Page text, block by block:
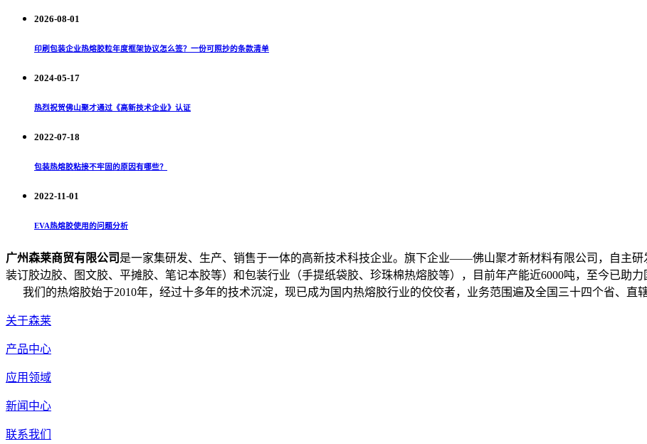
2026-08-01
印刷包装企业热熔胶粒年度框架协议怎么签？一份可照抄的条款清单
2024-05-17
热烈祝贺佛山聚才通过《高新技术企业》认证
2022-07-18
包装热熔胶粘接不牢固的原因有哪些？
2022-11-01
EVA热熔胶使用的问题分析
广州森莱商贸有限公司 是一家集研发、生产、销售于一体的高新技术科技企业。旗下企业——佛山聚才新材料有限公司，自主
装订胶边胶、图文胶、平摊胶、笔记本胶等）和包装行业（手提纸袋胶、珍珠棉热熔胶等），目前年产能近6000吨，至今已助力
我们的热熔胶始于2010年，经过十多年的技术沉淀，现已成为国内热熔胶行业的佼佼者，业务范围遍及全国三十四个省、直
关于森莱
产品中心
应用领域
新闻中心
联系我们